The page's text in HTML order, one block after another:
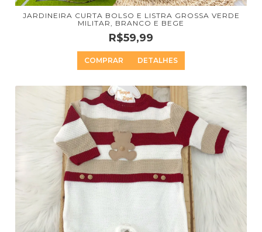
JARDINEIRA CURTA BOLSO E LISTRA GROSSA VERDE
MILITAR, BRANCO E BEGE
R$59,99
COMPRAR DETALHES